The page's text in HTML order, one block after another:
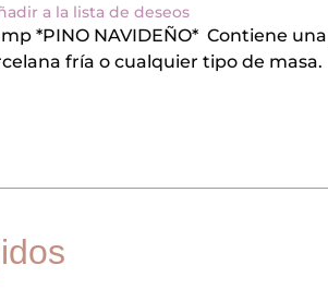
a la lista de deseos
*PINO NAVIDEÑO* Contiene
fría o cualquier tipo de masa.